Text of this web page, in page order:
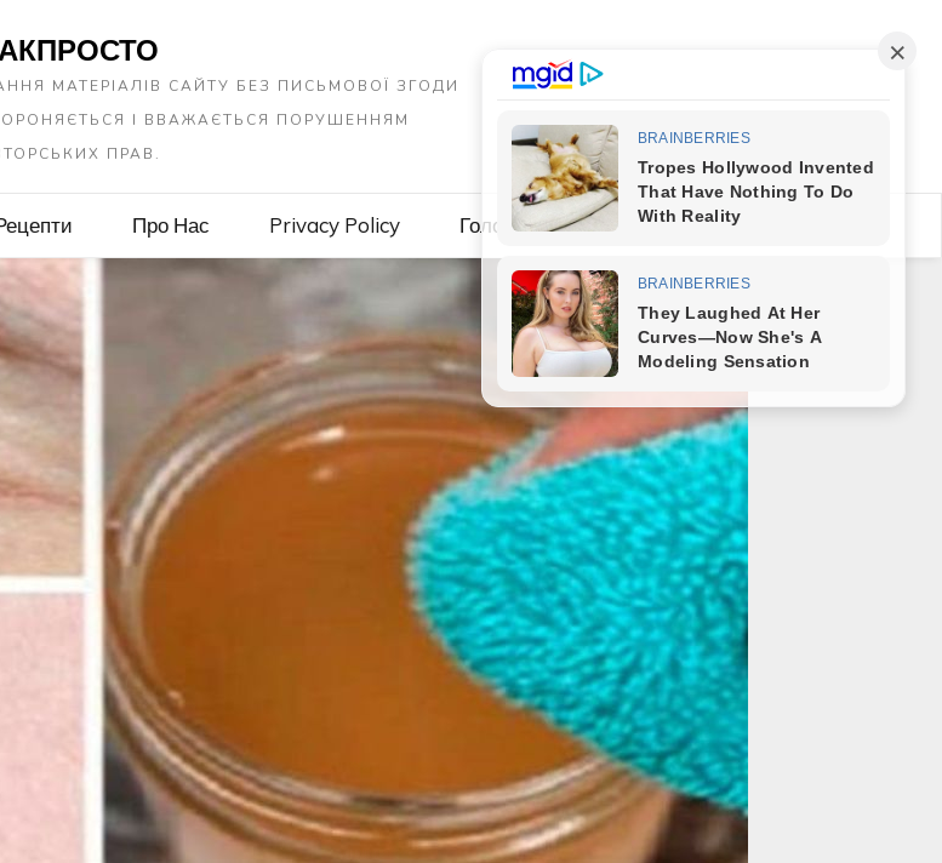
МАТЕРІАЛІВ САЙТУ БЕЗ ПИСЬМОВОЇ ЗГОДИ
І ВВАЖАЄТЬСЯ ПОРУШЕННЯМ
ПРАВ.
Про Нас Privacy Policy Головна